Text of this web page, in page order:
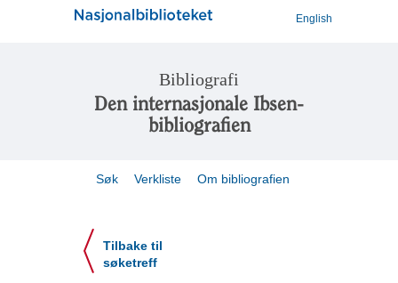
English
Bibliografi
Den internasjonale Ibsen-
bibliografien
Søk Verkliste Om bibliografien
Tilbake til
søketreff